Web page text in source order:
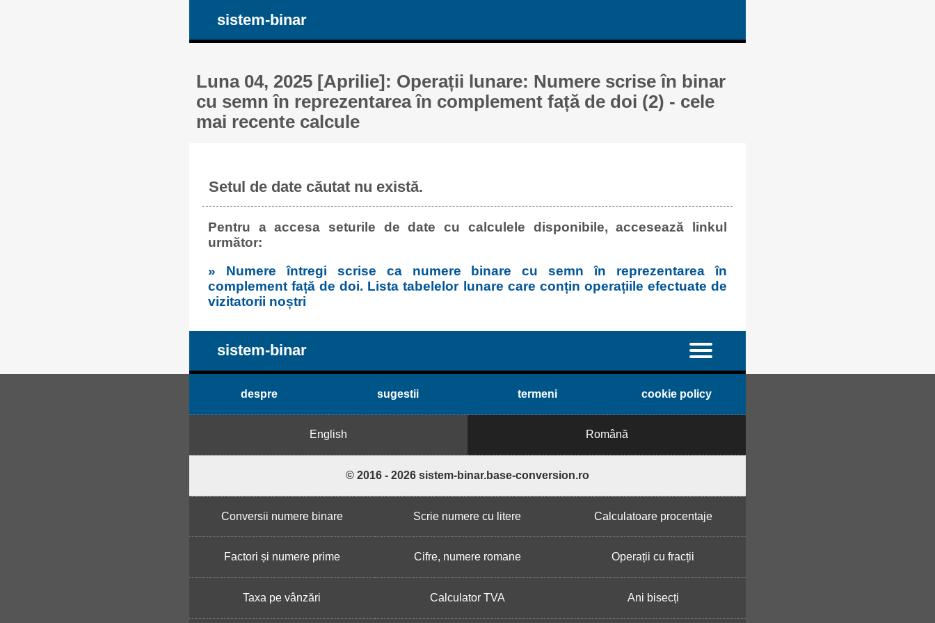
sistem-binar
Luna 04, 2025 [Aprilie]: Operații lunare: Numere scrise în binar
cu semn în reprezentarea în complement față de doi (2) - cele
mai recente calcule
Setul de date căutat nu există.
Pentru a accesa seturile de date cu calculele disponibile, accesează linkul
următor:
» Numere întregi scrise ca numere binare cu semn în reprezentarea în
complement față de doi. Lista tabelelor lunare care conțin operațiile efectuate de
vizitatorii noștri
sistem-binar
despre sugestii termeni cookie policy
English Română
© 2016 - 2026 sistem-binar.base-conversion.ro
Conversii numere binare Scrie numere cu litere Calculatoare procentaje
Factori și numere prime Cifre, numere romane Operații cu fracții
Taxa pe vânzări Calculator TVA Ani bisecți